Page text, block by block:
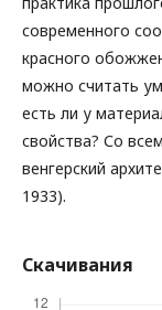
современного
красного
можно считать
есть ли у
свойства? Со
венгерский
1933).
Скачивания